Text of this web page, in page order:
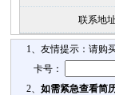
联系地
1、友情提示：请购
卡号：
2、 如需紧急查看简